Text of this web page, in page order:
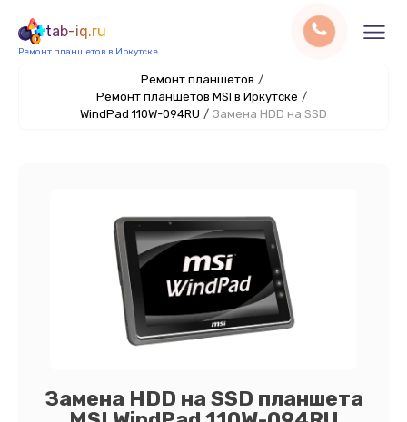
tab-iq.ru
Ремонт планшетов в Иркутске
Ремонт планшетов /
Ремонт планшетов MSI в Иркутске /
WindPad 110W-094RU / Замена HDD на SSD
Замена HDD на SSD планшета